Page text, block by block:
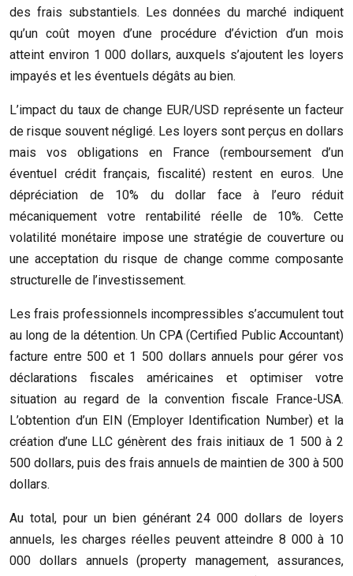
des frais substantiels. Les données du marché indiquent
qu’un coût moyen d’une procédure d’éviction d’un mois
atteint environ 1 000 dollars, auxquels s’ajoutent les loyers
impayés et les éventuels dégâts au bien.
L’impact du taux de change EUR/USD représente un facteur
de risque souvent négligé. Les loyers sont perçus en dollars
mais vos obligations en France (remboursement d’un
éventuel crédit français, fiscalité) restent en euros. Une
dépréciation de 10% du dollar face à l’euro réduit
mécaniquement votre rentabilité réelle de 10%. Cette
volatilité monétaire impose une stratégie de couverture ou
une acceptation du risque de change comme composante
structurelle de l’investissement.
Les frais professionnels incompressibles s’accumulent tout
au long de la détention. Un CPA (Certified Public Accountant)
facture entre 500 et 1 500 dollars annuels pour gérer vos
déclarations fiscales américaines et optimiser votre
situation au regard de la convention fiscale France-USA.
L’obtention d’un EIN (Employer Identification Number) et la
création d’une LLC génèrent des frais initiaux de 1 500 à 2
500 dollars, puis des frais annuels de maintien de 300 à 500
dollars.
Au total, pour un bien générant 24 000 dollars de loyers
annuels, les charges réelles peuvent atteindre 8 000 à 10
000 dollars annuels (property management, assurances,